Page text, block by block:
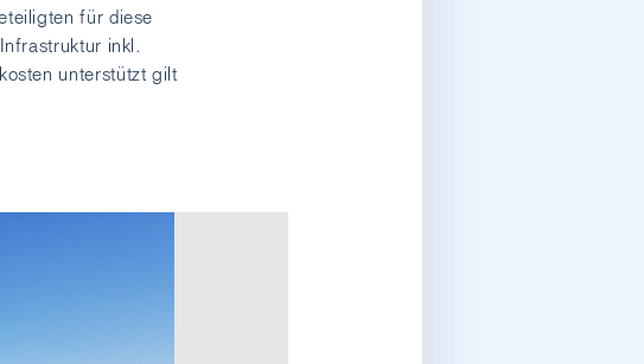
für diese
inkl.
unterstützt gilt